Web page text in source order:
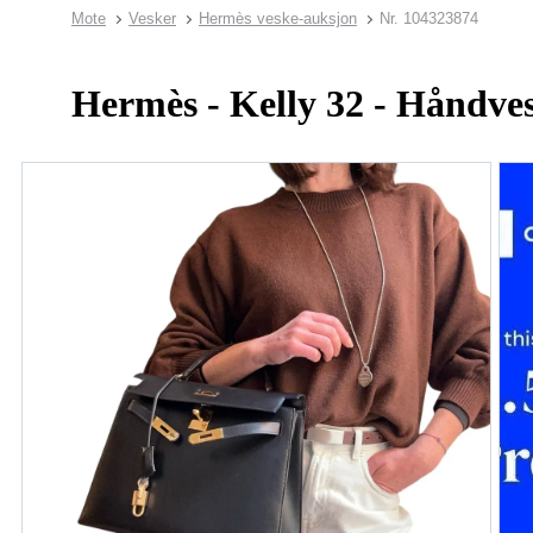
Mote Vesker Hermès veske-auksjon Nr. 104323874
Hermès - Kelly 32 -